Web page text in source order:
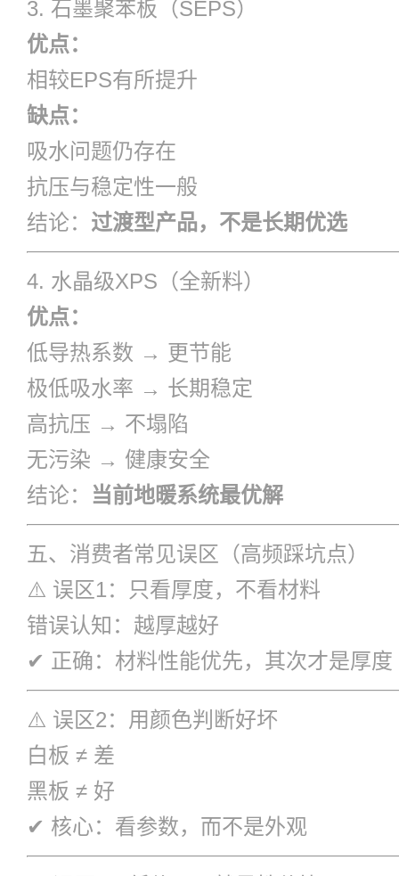
3. 石墨聚苯板（SEPS）
优点：
相较EPS有所提升
缺点：
吸水问题仍存在
抗压与稳定性一般
结论： 过渡型产品，不是长期优选
4. 水晶级XPS（全新料）
优点：
低导热系数 → 更节能
极低吸水率 → 长期稳定
高抗压 → 不塌陷
无污染 → 健康安全
结论：
当前地暖系统最优解
五、消费者常见误区（高频踩坑点）
⚠️ 误区1：只看厚度，不看材料
错误认知：越厚越好
✔ 正确：材料性能优先，其次才是厚度
⚠️ 误区2：用颜色判断好坏
白板 ≠ 差
黑板 ≠ 好
✔ 核心：看参数，而不是外观